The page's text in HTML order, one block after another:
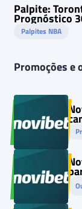
Palpite:
Prognóstico
Palpites NBA
Promoções e